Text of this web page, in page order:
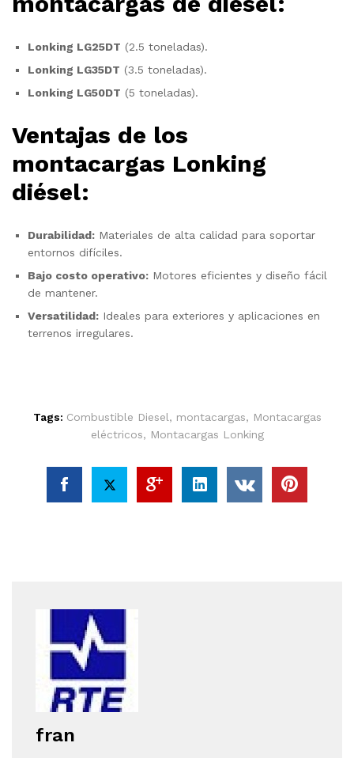
Lonking LG25DT (2.5 toneladas).
Lonking LG35DT (3.5 toneladas).
Lonking LG50DT (5 toneladas).
Ventajas de los
montacargas Lonking
diésel:
Durabilidad: Materiales de alta calidad para soportar
entornos difíciles.
Bajo costo operativo: Motores eficientes y diseño fácil
de mantener.
Versatilidad: Ideales para exteriores y aplicaciones en
terrenos irregulares.
Tags: Combustible Diesel, montacargas, Montacargas
eléctricos, Montacargas Lonking
fran